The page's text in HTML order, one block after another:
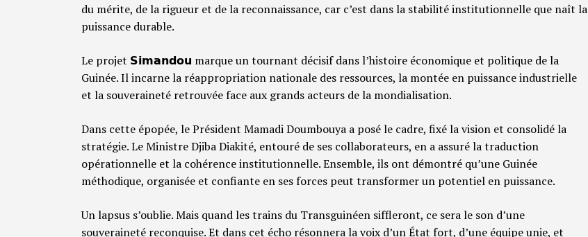
du mérite, de la rigueur et de la reconnaissance, car c’est dans la stabilité institutionnelle que naît la
puissance durable.
Le projet 𝗦𝗶𝗺𝗮𝗻𝗱𝗼𝘂 marque un tournant décisif dans l’histoire économique et politique de la
Guinée. Il incarne la réappropriation nationale des ressources, la montée en puissance industrielle
et la souveraineté retrouvée face aux grands acteurs de la mondialisation.
Dans cette épopée, le Président Mamadi Doumbouya a posé le cadre, fixé la vision et consolidé la
stratégie. Le Ministre Djiba Diakité, entouré de ses collaborateurs, en a assuré la traduction
opérationnelle et la cohérence institutionnelle. Ensemble, ils ont démontré qu’une Guinée
méthodique, organisée et confiante en ses forces peut transformer un potentiel en puissance.
Un lapsus s’oublie. Mais quand les trains du Transguinéen siffleront, ce sera le son d’une
souveraineté reconquise. Et dans cet écho résonnera la voix d’un État fort, d’une équipe unie, et